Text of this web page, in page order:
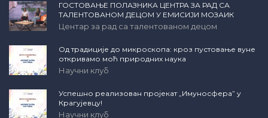
ГОСТОВАЊЕ ПОЛАЗНИКА ЦЕНТРА ЗА РАД СА
ТАЛЕНТОВАНОМ ДЕЦОМ У ЕМИСИЈИ МОЗАИК
Центар за рад са талентованом децом
Од традиције до микроскопа: кроз пустовање вуне
откривамо моћ природних наука
Научни клуб
Успешно реализован пројекат „Имуносфера” у
Крагујевцу!
Научни клуб